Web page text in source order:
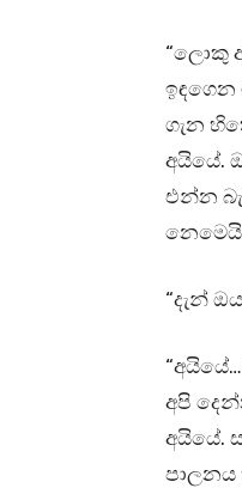
“ලොකු
ඉඳගෙන
ගැන
අයියේ.
එන්න
නෙමෙයි
“දැන්
අපි
අයියේ.
පාලනය